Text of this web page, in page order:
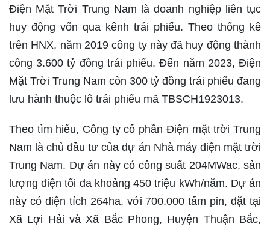
Điện Mặt Trời Trung Nam là doanh nghiệp liên tục
huy động vốn qua kênh trái phiếu. Theo thống kê
trên HNX, năm 2019 công ty này đã huy động thành
công 3.600 tỷ đồng trái phiếu. Đến năm 2023, Điện
Mặt Trời Trung Nam còn 300 tỷ đồng trái phiếu đang
lưu hành thuộc lô trái phiếu mã TBSCH1923013.
Theo tìm hiểu, Công ty cổ phần Điện mặt trời Trung
Nam là chủ đầu tư của dự án Nhà máy điện mặt trời
Trung Nam. Dự án này có công suất 204MWac, sản
lượng điện tối đa khoảng 450 triệu kWh/năm. Dự án
này có diện tích 264ha, với 700.000 tấm pin, đặt tại
Xã Lợi Hải và Xã Bắc Phong, Huyện Thuận Bắc,